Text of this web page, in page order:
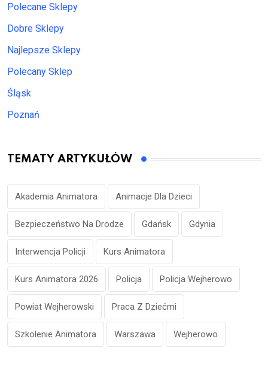
Polecane Sklepy
Dobre Sklepy
Najlepsze Sklepy
Polecany Sklep
Śląsk
Poznań
TEMATY ARTYKUŁÓW
Akademia Animatora Animacje Dla Dzieci
Bezpieczeństwo Na Drodze Gdańsk Gdynia
Interwencja Policji Kurs Animatora
Kurs Animatora 2026 Policja Policja Wejherowo
Powiat Wejherowski Praca Z Dziećmi
Szkolenie Animatora Warszawa Wejherowo